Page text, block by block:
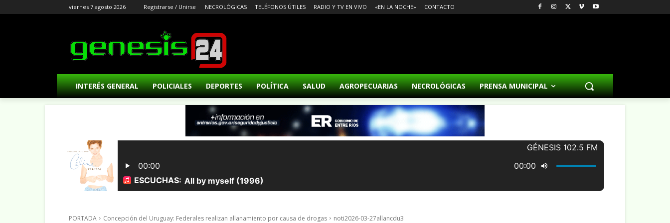
viernes 7 agosto 2026 Registrarse / Unirse NECROLÓGICAS TELÉFONOS ÚTILES RADIO Y TV EN VIVO «EN LA NOCHE» CONTACTO
INTERÉS GENERAL POLICIALES DEPORTES POLÍTICA SALUD AGROPECUARIAS NECROLÓGICAS PRENSA MUNICIPAL
PORTADA Concepción del Uruguay: Federales realizan allanamiento por causa de drogas noti2026-03-27allancdu3